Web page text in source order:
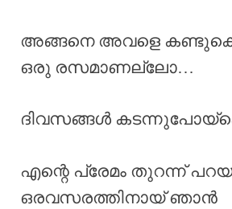
അങ്ങനെ അവളെ
ഒരു രസമാണല്ലോ…
ദിവസങ്ങൾ
എന്റെ പ്രേമം തുറന്ന്
ഒരവസരത്തിനായ് ഞാൻ